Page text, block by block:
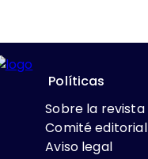
Políticas
Sobre la revista
Comité editorial
Aviso legal